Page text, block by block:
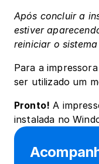
Após concluir a
estiver
reiniciar o
Para a impressora
ser utilizado um
Pronto! A
instalada no